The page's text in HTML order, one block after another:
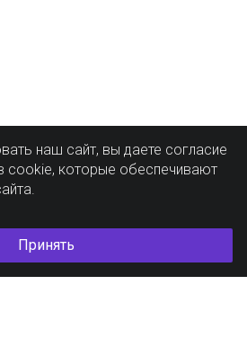
наш сайт, вы даете согласие
cookie, которые обеспечивают
Принять